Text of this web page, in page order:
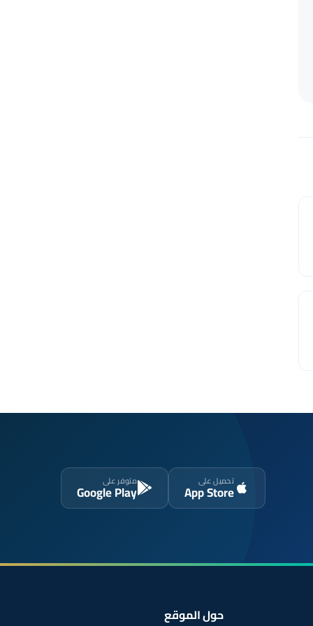
تحميل على
App Store
متوفر على
Google Play
حول الموقع